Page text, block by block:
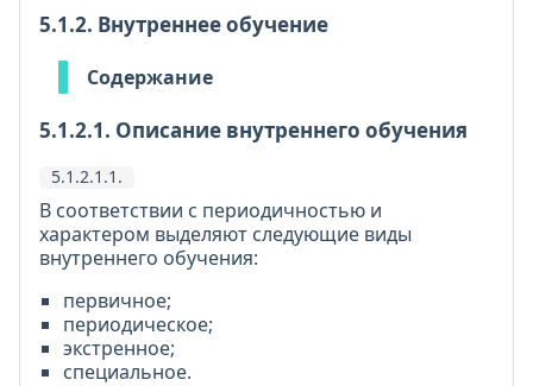
5.1.2. Внутреннее обучение
Содержание
5.1.2.1. Описание внутреннего обучения
5.1.2.1.1.
В соответствии с периодичностью и
характером выделяют следующие виды
внутреннего обучения:
первичное;
периодическое;
экстренное;
специальное.